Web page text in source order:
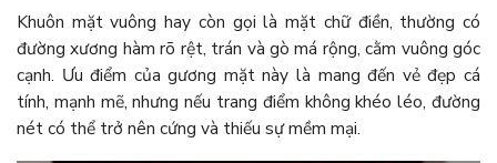
Khuôn mặt vuông hay còn gọi là mặt chữ điền, thường có
đường xương hàm rõ rệt, trán và gò má rộng, cằm vuông góc
cạnh. Ưu điểm của gương mặt này là mang đến vẻ đẹp cá
tính, mạnh mẽ, nhưng nếu trang điểm không khéo léo, đường
nét có thể trở nên cứng và thiếu sự mềm mại.